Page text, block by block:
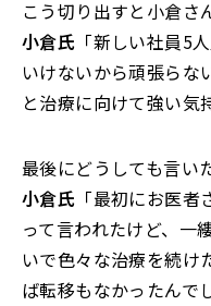
こう切り出すと小倉さ
小倉氏 「新しい社員5
いけないから頑張らな
と治療に向けて強い気
最後にどうしても言い
小倉氏 「最初にお医者
って言われたけど、一
いで色々な治療を続け
ば転移もなかったんで